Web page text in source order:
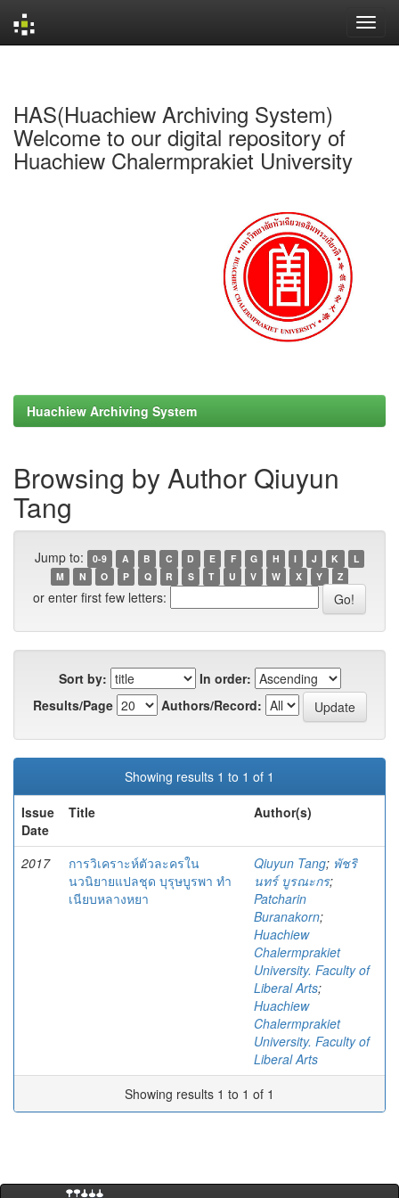
HAS(Huachiew Archiving System)
Welcome to our digital repository of
Huachiew Chalermprakiet University
Huachiew Archiving System
Browsing by Author Qiuyun
Tang
Jump to: 0-9 A B C D E F G H I J K
L
M
N O P Q R S T U V W X Y Z
or enter first few letters:
Sort by:
In order:
Results/Page
Authors/Record:
Showing results 1 to 1 of 1
Issue
Date
Title Author(s)
2017
การวิเคราะห์ตัวละครใน
นวนิยายแปลชุด บุรุษบูรพา ทำ
เนียบหลางหยา
Qiuyun Tang; พัชริ
นทร์ บูรณะกร;
Patcharin
Buranakorn;
Huachiew
Chalermprakiet
University. Faculty of
Liberal Arts;
Huachiew
Chalermprakiet
University. Faculty of
Liberal Arts
Showing results 1 to 1 of 1